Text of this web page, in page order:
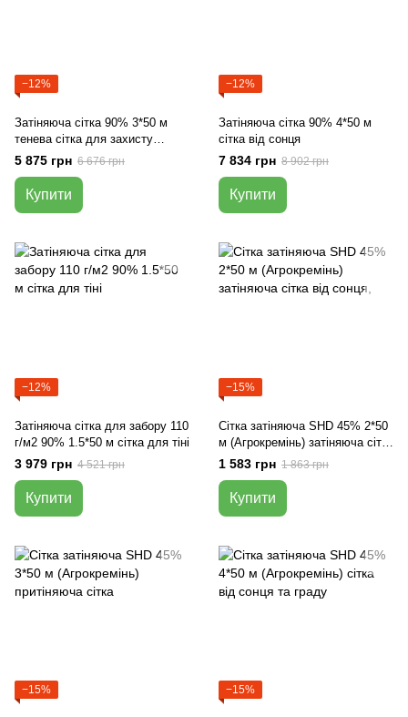
−12%
Затіняюча сітка 90% 3*50 м
тенева сітка для захисту
рослин від сонця
5 875 грн 6 676 грн
Купити
−12%
Затіняюча сітка 90% 4*50 м
сітка від сонця
7 834 грн 8 902 грн
Купити
−12%
Затіняюча сітка для забору 110
г/м2 90% 1.5*50 м сітка для тіні
3 979 грн 4 521 грн
Купити
−15%
Сітка затіняюча SHD 45% 2*50
м (Агрокремінь) затіняюча сітка
від сонця,
1 583 грн 1 863 грн
Купити
−15% −15%